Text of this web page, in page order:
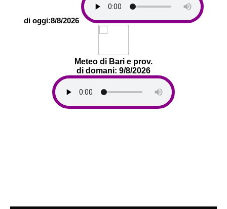
di oggi:8/8/2026
Meteo di Bari e prov.
di domani: 9/8/2026